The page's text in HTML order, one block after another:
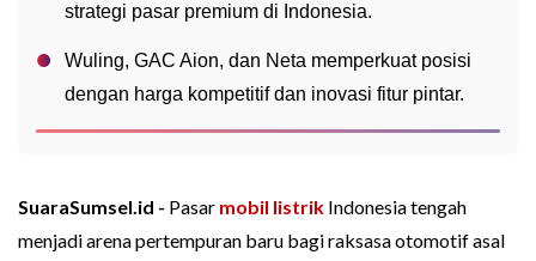
strategi pasar premium di Indonesia.
Wuling, GAC Aion, dan Neta memperkuat posisi
dengan harga kompetitif dan inovasi fitur pintar.
SuaraSumsel.id - Pasar mobil listrik Indonesia tengah
menjadi arena pertempuran baru bagi raksasa otomotif asal